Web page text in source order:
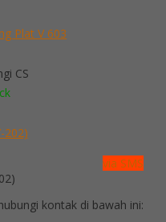
Plat V 603
CS
via SMS
kontak di bawah ini: